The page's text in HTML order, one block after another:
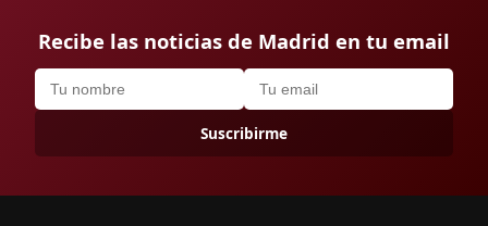
Recibe las noticias de Madrid en tu email
Suscribirme